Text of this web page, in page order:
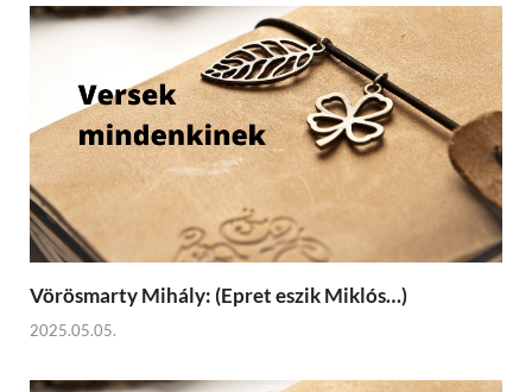
Vörösmarty Mihály: (Epret eszik Miklós…)
2025.05.05.